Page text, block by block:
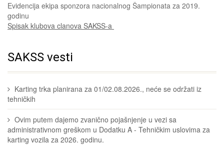
Evidencija ekipa sponzora nacionalnog Šampionata za 2019.
godinu
Spisak klubova clanova SAKSS-a
SAKSS vesti
Karting trka planirana za 01/02.08.2026., neće se održati iz
tehničkih
Ovim putem dajemo zvanično pojašnjenje u vezi sa
administrativnom greškom u Dodatku A - Tehničkim uslovima za
karting vozila za 2026. godinu.